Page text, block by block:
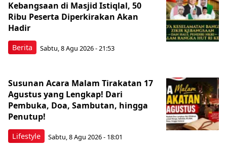
Berita
Kebangsaan di Masjid Istiqlal, 50
Ribu Peserta Diperkirakan Akan
Hadir
Sabtu, 8 Agu 2026 - 21:53
Lifestyle
Susunan Acara Malam Tirakatan 17
Agustus yang Lengkap! Dari
Pembuka, Doa, Sambutan, hingga
Penutup!
Sabtu, 8 Agu 2026 - 18:01